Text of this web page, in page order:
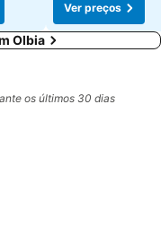
Ver preços
Olbia
os últimos 30 dias